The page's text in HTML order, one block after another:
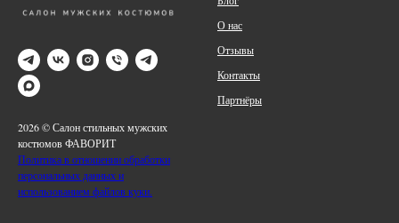
2026 © Салон стильных мужских
костюмов ФАВОРИТ
Политика в отношении обработки
персональных данных и
использованием файлов куки.
О нас
Отзывы
Контакты
Партнёры